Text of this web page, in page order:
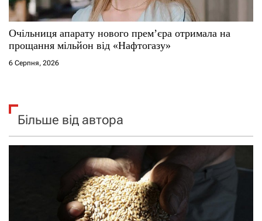
Очільниця апарату нового прем’єра отримала на
прощання мільйон від «Нафтогазу»
6 Серпня, 2026
Більше від автора